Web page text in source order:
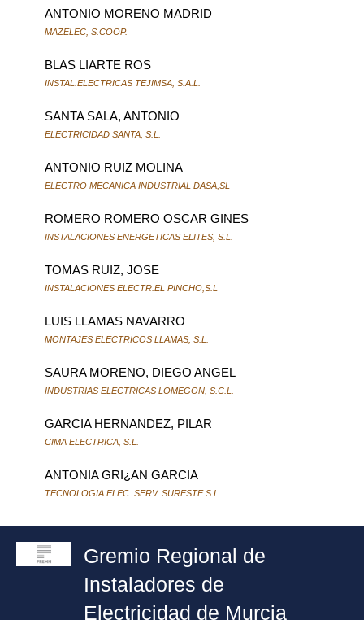
ANTONIO MORENO MADRID
MAZELEC, S.COOP.
BLAS LIARTE ROS
INSTAL.ELECTRICAS TEJIMSA, S.A.L.
SANTA SALA, ANTONIO
ELECTRICIDAD SANTA, S.L.
ANTONIO RUIZ MOLINA
ELECTRO MECANICA INDUSTRIAL DASA,SL
ROMERO ROMERO OSCAR GINES
INSTALACIONES ENERGETICAS ELITES, S.L.
TOMAS RUIZ, JOSE
INSTALACIONES ELECTR.EL PINCHO,S.L
LUIS LLAMAS NAVARRO
MONTAJES ELECTRICOS LLAMAS, S.L.
SAURA MORENO, DIEGO ANGEL
INDUSTRIAS ELECTRICAS LOMEGON, S.C.L.
GARCIA HERNANDEZ, PILAR
CIMA ELECTRICA, S.L.
ANTONIA GRI¿AN GARCIA
TECNOLOGIA ELEC. SERV. SURESTE S.L.
Gremio Regional de
Instaladores de
Electricidad de Murcia